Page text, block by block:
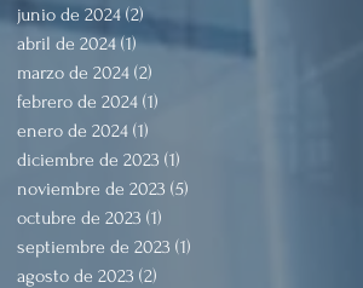
junio de 2024 (2)2 entradas
abril de 2024 (1)1 entrada
marzo de 2024 (2)
febrero de 2024 (1)
enero de 2024 (1)
diciembre de 2023 (1)
noviembre de 2023 (5)
octubre de 2023 (1)
septiembre de 2023 (1)
agosto de 2023 (2)